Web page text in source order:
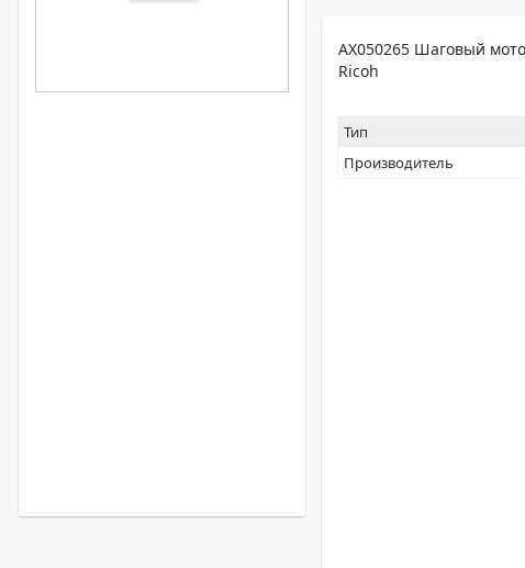
AX050265 Шаговый
Ricoh
Тип
Производитель